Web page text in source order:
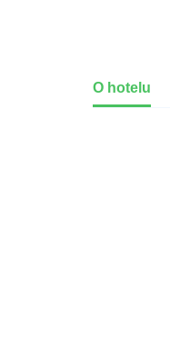
O hotelu